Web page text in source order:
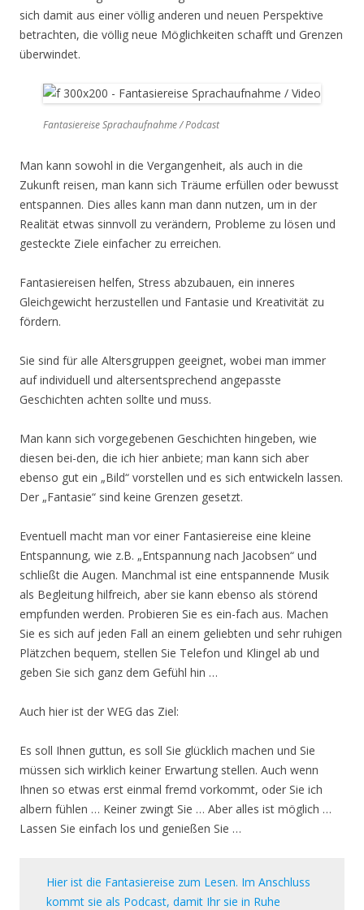
sich damit aus einer völlig anderen und neuen Perspektive
betrachten, die völlig neue Möglichkeiten schafft und Grenzen
überwindet.
Fantasiereise Sprachaufnahme / Podcast
Man kann sowohl in die Vergangenheit, als auch in die
Zukunft reisen, man kann sich Träume erfüllen oder bewusst
entspannen. Dies alles kann man dann nutzen, um in der
Realität etwas sinnvoll zu verändern, Probleme zu lösen und
gesteckte Ziele einfacher zu erreichen.
Fantasiereisen helfen, Stress abzubauen, ein inneres
Gleichgewicht herzustellen und Fantasie und Kreativität zu
fördern.
Sie sind für alle Altersgruppen geeignet, wobei man immer
auf individuell und altersentsprechend angepasste
Geschichten achten sollte und muss.
Man kann sich vorgegebenen Geschichten hingeben, wie
diesen bei-den, die ich hier anbiete; man kann sich aber
ebenso gut ein „Bild“ vorstellen und es sich entwickeln lassen.
Der „Fantasie“ sind keine Grenzen gesetzt.
Eventuell macht man vor einer Fantasiereise eine kleine
Entspannung, wie z.B. „Entspannung nach Jacobsen“ und
schließt die Augen. Manchmal ist eine entspannende Musik
als Begleitung hilfreich, aber sie kann ebenso als störend
empfunden werden. Probieren Sie es ein-fach aus. Machen
Sie es sich auf jeden Fall an einem geliebten und sehr ruhigen
Plätzchen bequem, stellen Sie Telefon und Klingel ab und
geben Sie sich ganz dem Gefühl hin …
Auch hier ist der WEG das Ziel:
Es soll Ihnen guttun, es soll Sie glücklich machen und Sie
müssen sich wirklich keiner Erwartung stellen. Auch wenn
Ihnen so etwas erst einmal fremd vorkommt, oder Sie ich
albern fühlen … Keiner zwingt Sie … Aber alles ist möglich …
Lassen Sie einfach los und genießen Sie …
Hier ist die Fantasiereise zum Lesen. Im Anschluss
kommt sie als Podcast, damit Ihr sie in Ruhe